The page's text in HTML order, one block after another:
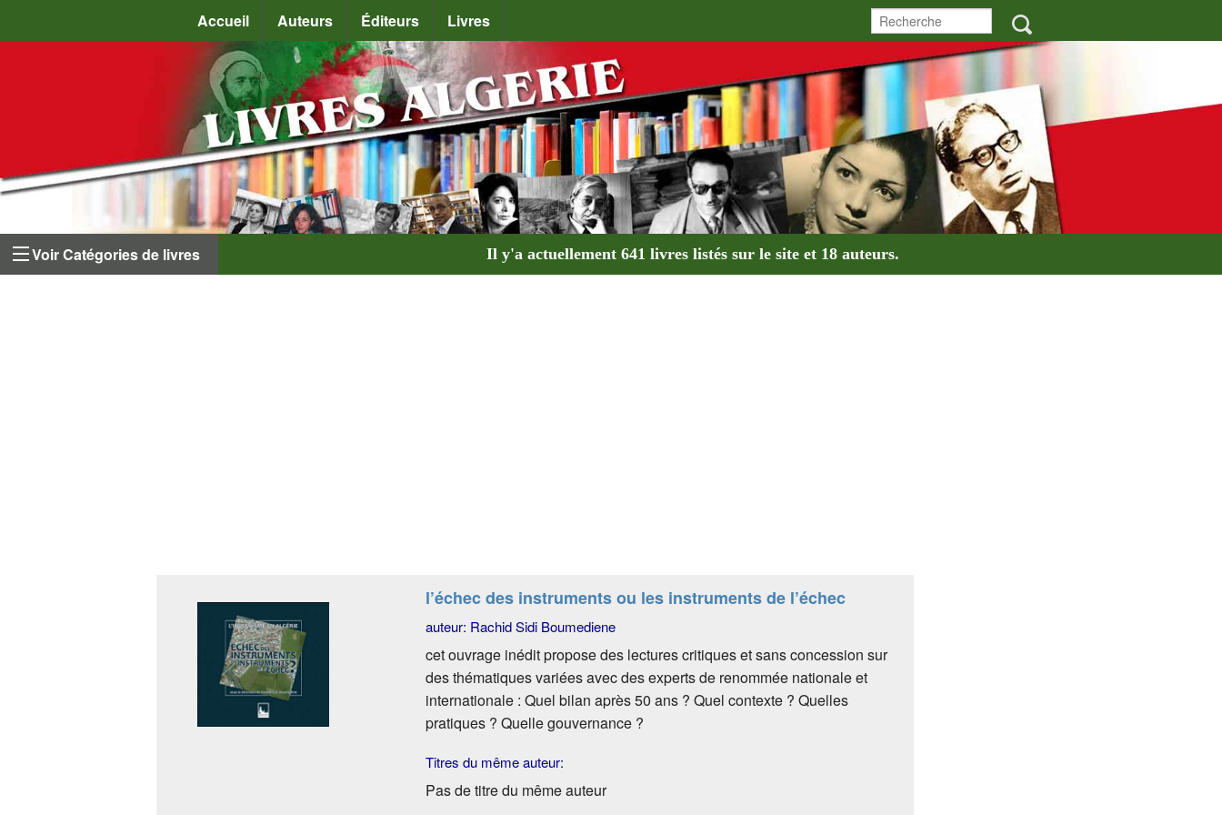
Accueil Auteurs Éditeurs Livres
Voir Catégories de livres Il y'a actuellement 641 livreslistés sur le site et 18 auteurs.
l’échec des instruments ou les instruments de l’échec
auteur: Rachid Sidi Boumediene
cet ouvrage inédit propose des lectures critiques et sans concession sur
des thématiques variées avec des experts de renommée nationale et
internationale : Quel bilan après 50 ans ? Quel contexte ? Quelles
pratiques ? Quelle gouvernance ?
Titres du même auteur:
Pas de titre du même auteur